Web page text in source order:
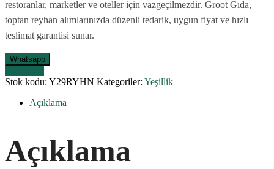
restoranlar, marketler ve oteller için vazgeçilmezdir. Groot Gıda,
toptan reyhan alımlarınızda düzenli tedarik, uygun fiyat ve hızlı
teslimat garantisi sunar.
Whatsapp
Stok kodu: Y29RYHN Kategoriler: Yeşillik
Açıklama
Açıklama